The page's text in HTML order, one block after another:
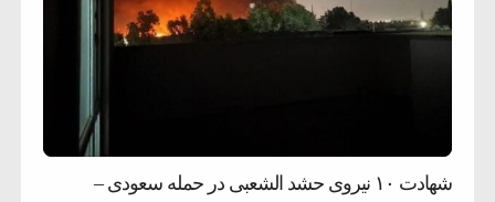
شهادت ۱۰ نیروی حشد الشعبی در حمله سعودی –